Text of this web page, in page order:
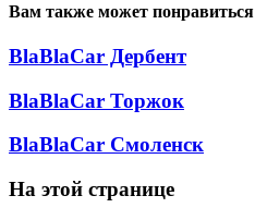
Вам также может понравиться
BlaBlaCar Дербент
BlaBlaCar Торжок
BlaBlaCar Смоленск
На этой странице